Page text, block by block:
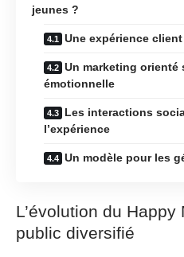
jeunes ?
Une expérience
Un marketing orienté
émotionnelle
Les interactions
l’expérience
Un modèle pour les
L’évolution du
public diversifié